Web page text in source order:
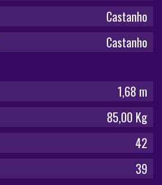
Castanho
Castanho
1,68 m
85,00 Kg
42
39